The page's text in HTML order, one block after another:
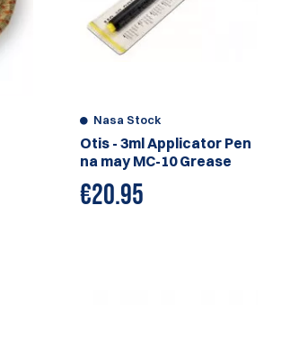
Nasa Stock
Otis - 3ml Applicator Pen
na may MC-10 Grease
€20.95